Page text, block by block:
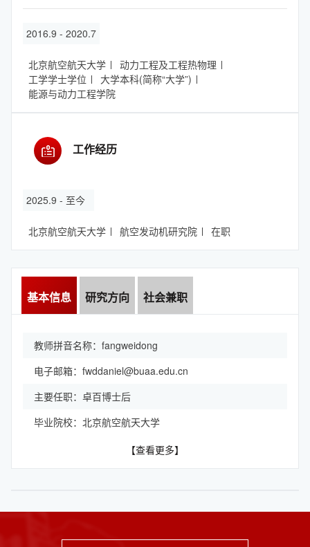
2016.9 - 2020.7
北京航空航天大学
动力工程及工程热物理
工学学士学位
大学本科(简称“大学”)
能源与动力工程学院
工作经历
2025.9 - 至今
北京航空航天大学 航空发动机研究院 在职
基本信息 研究方向 社会兼职
【查看更多】
教师拼音名称：fangweidong
电子邮箱： fwddaniel@buaa.edu.cn
主要任职：卓百博士后
毕业院校：北京航空航天大学